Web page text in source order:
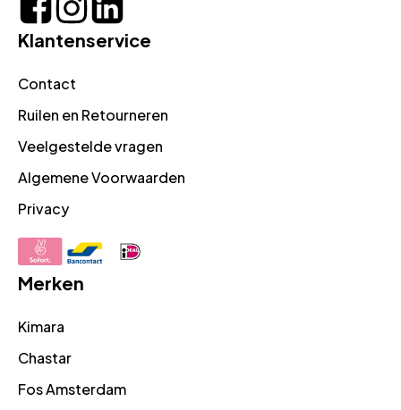
Klantenservice
Contact
Ruilen en Retourneren
Veelgestelde vragen
Algemene Voorwaarden
Privacy
Merken
Kimara
Chastar
Fos Amsterdam